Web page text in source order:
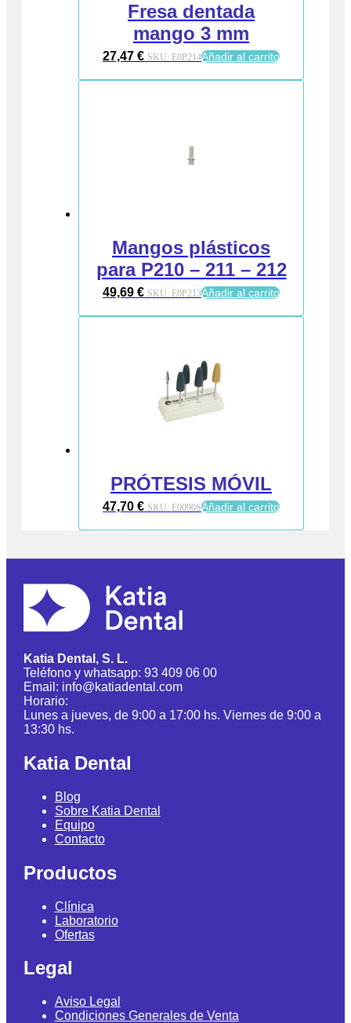
Fresa dentada
mango 3 mm
27,47 € SKU: E0P214Añadir al carrito
Mangos plásticos
para P210 – 211 – 212
49,69 € SKU: E0P213Añadir al carrito
PRÓTESIS MÓVIL
47,70 € SKU: E0090SAñadir al carrito
Katia Dental, S. L.
Teléfono y whatsapp: 93 409 06 00
Email: info@katiadental.com
Horario:
Lunes a jueves, de 9:00 a 17:00 hs. Viernes de 9:00 a
13:30 hs.
Katia Dental
Blog
Sobre Katia Dental
Equipo
Contacto
Productos
Clínica
Laboratorio
Ofertas
Legal
Aviso Legal
Condiciones Generales de Venta